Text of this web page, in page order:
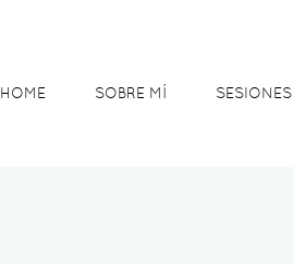
HOME SOBRE MÍ SESIONES